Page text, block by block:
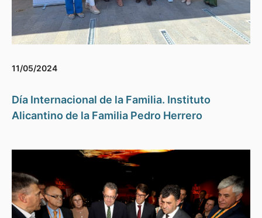
11/05/2024
Día Internacional de la Familia. Instituto
Alicantino de la Familia Pedro Herrero